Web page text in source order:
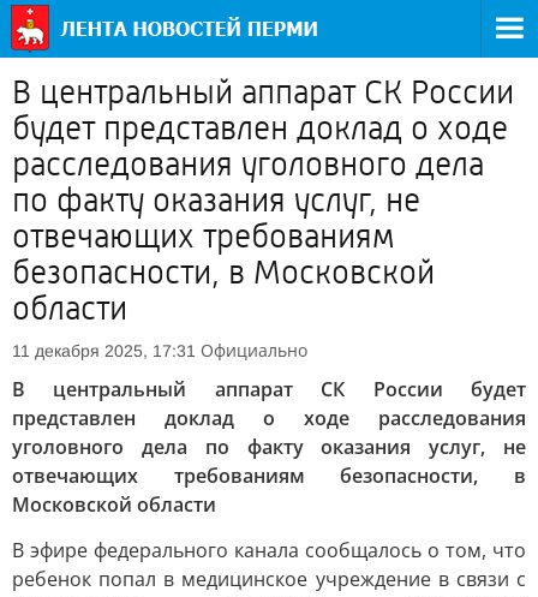
В центральный аппарат СК России
будет представлен доклад о ходе
расследования уголовного дела
по факту оказания услуг, не
отвечающих требованиям
безопасности, в Московской
области
11 декабря 2025, 17:31 Официально
В центральный аппарат СК России будет
представлен доклад о ходе расследования
уголовного дела по факту оказания услуг, не
отвечающих требованиям безопасности, в
Московской области
В эфире федерального канала сообщалось о том, что
ребенок попал в медицинское учреждение в связи с